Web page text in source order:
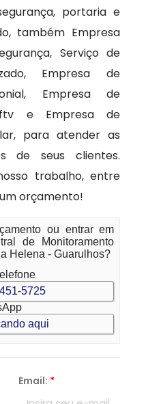
portaria e
também Empresa
Serviço de
Empresa de
Empresa de
e Empresa de
para atender as
de seus clientes.
trabalho, entre
orçamento!
ou entrar em
de Monitoramento
Helena - Guarulhos?
5725
aqui
Email: *